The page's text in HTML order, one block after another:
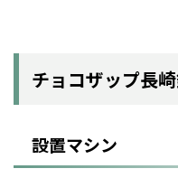
チョコザップ長
設置マシン